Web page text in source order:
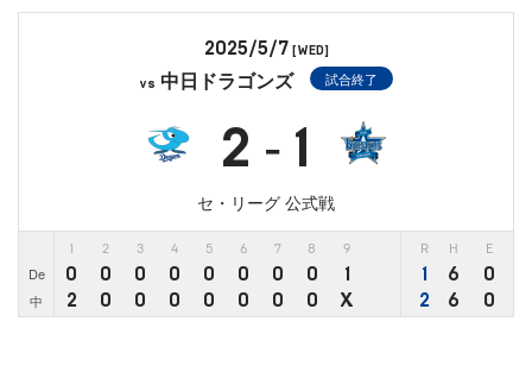
2025/5/7 [WED]
vs 中日ドラゴンズ 試合終了
2 - 1
セ・リーグ 公式戦
2 3 4 5 6 7 8 9 R H E
De 0 0 0 0 0 0 0 0 1 1 6 0
中 2 0 0 0 0 0 0 0 X 2 6 0